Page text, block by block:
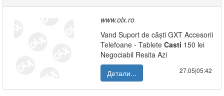
www.olx.ro
Vand Suport de căști GXT Accesorii
Telefoane - Tablete Casti 150 lei
Negociabil Resita Azi
Детали...
27.05|05:42